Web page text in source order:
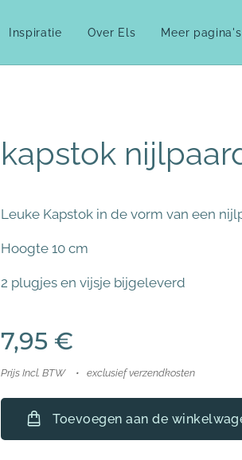
Inspiratie Over Els Meer pagina's
kapstok
Leuke Kapstok in de vorm van een
Hoogte 10 cm
2 plugjes en vijsje bijgeleverd
7,95 €
Prijs Incl. BTW exclusief verzendkosten
Toevoegen aan de